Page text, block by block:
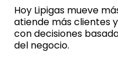
Hoy Lipigas mueve
atiende más clientes
con decisiones
del negocio.